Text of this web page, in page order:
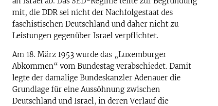
mit, die DDR sei nicht der Nachfolgestaat des
faschistischen Deutschland und daher nicht zu
Leistungen gegenüber Israel verpflichtet.
Am 18. März 1953 wurde das „Luxemburger
Abkommen“ vom Bundestag verabschiedet. Damit
legte der damalige Bundeskanzler Adenauer die
Grundlage für eine Aussöhnung zwischen
Deutschland und Israel, in deren Verlauf die